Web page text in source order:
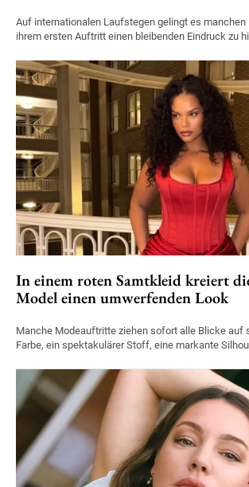
Auf internationalen Laufstegen gelingt es manchen
ihrem ersten Auftritt einen bleibenden Eindruck zu
In einem roten Samtkleid kreiert
Model einen umwerfenden Look
Manche Modeauftritte ziehen sofort alle Blicke auf
Farbe, ein spektakulärer Stoff, eine markante